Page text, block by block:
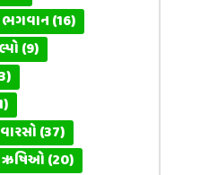
ભગવાન(16)
(9)
(37)
ઋષિઓ(20)